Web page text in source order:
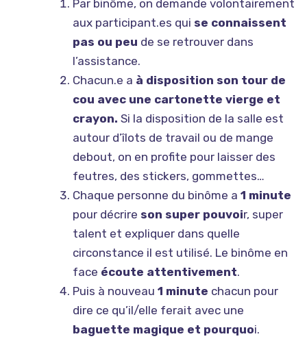
Par binôme, on demande volontairement
aux participant.es qui se connaissent
pas ou peu de se retrouver dans
l’assistance.
Chacun.e a à disposition son tour de
cou avec une cartonette vierge et
crayon. Si la disposition de la salle est
autour d’îlots de travail ou de mange
debout, on en profite pour laisser des
feutres, des stickers, gommettes…
Chaque personne du binôme a 1 minute
pour décrire son super pouvoir, super
talent et expliquer dans quelle
circonstance il est utilisé. Le binôme en
face écoute attentivement.
Puis à nouveau 1 minute chacun pour
dire ce qu’il/elle ferait avec une
baguette magique et pourquoi.